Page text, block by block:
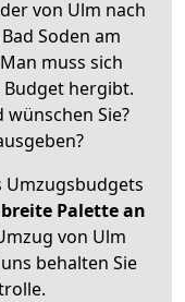
von Ulm nach
Soden am
Man muss sich
Budget hergibt.
Sie?
Umzugsbudgets
breite Palette an
von Ulm
behalten Sie